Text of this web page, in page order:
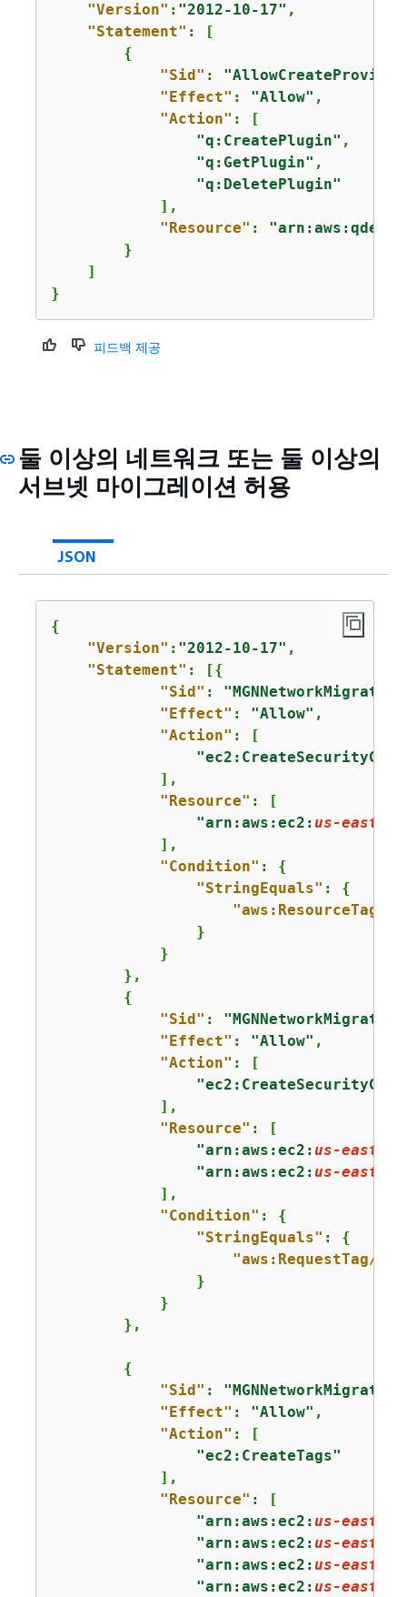
"Version" : "2012-10-17" ,
"Statement" : [
{
"Sid" :
"Effect" : "Allow" ,
"Action" : [
"q:CreatePlugin" ,
"q:GetPlugin" ,
"q:DeletePlugin"
            ],
"Resource" :
        }
    ]
}
피드백 제공
둘 이상의 네트워크 또는 둘 이상의
서브넷 마이그레이션 허용
JSON
{
"Version" : "2012-10-17" ,
"Statement" : [{
"Sid" :
"Effect" : "Allow" ,
"Action" : [
            ],
"Resource" : [
"arn:aws:ec2:us-east-1
            ],
"Condition" : {
"StringEquals" : {
"aws:ResourceTag/
                }
            }
        },
{
"Sid" :
"Effect" : "Allow" ,
"Action" : [
            ],
"Resource" : [
"arn:aws:ec2:us-east-1
"arn:aws:ec2:us-east-1
            ],
"Condition" : {
"StringEquals" : {
"aws:RequestTag/
                }
            }
        },
{
"Sid" :
"Effect" : "Allow" ,
"Action" : [
"ec2:CreateTags"
            ],
"Resource" : [
"arn:aws:ec2:us-east-1
"arn:aws:ec2:us-east-1
"arn:aws:ec2:us-east-1
"arn:aws:ec2:us-east-1